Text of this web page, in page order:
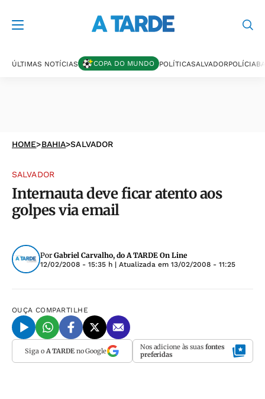
ÚLTIMAS NOTÍCIAS COPA DO MUNDO POLÍTICASALVADORPOLÍCIA
HOME>BAHIA>SALVADOR
SALVADOR
Internauta deve ficar atento aos
golpes via email
Por Gabriel Carvalho, do A TARDE On Line
12/02/2008 - 15:35 h | Atualizada em 13/02/2008 - 11:25
OUÇA COMPARTILHE
Siga o A TARDEno Google Nos adicione às suas fontes
preferidas